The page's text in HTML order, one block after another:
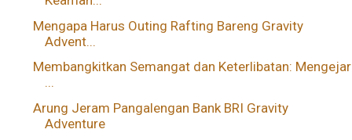
Mengapa Harus Outing Rafting Bareng Gravity
Advent...
Membangkitkan Semangat dan Keterlibatan: Mengejar
...
Arung Jeram Pangalengan Bank BRI Gravity
Adventure